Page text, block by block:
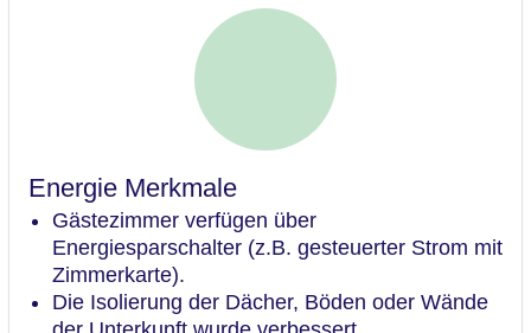
Energie Merkmale
Gästezimmer verfügen über
Energiesparschalter (z.B. gesteuerter Strom mit
Zimmerkarte).
Die Isolierung der Dächer, Böden oder Wände